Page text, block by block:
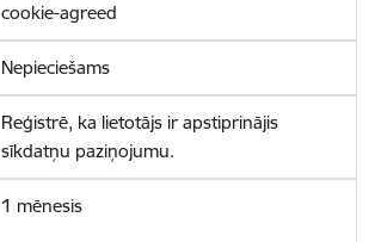
cookie-agreed
Nepieciešams
Reģistrē, ka lietotājs ir apstiprinājis
sīkdatņu paziņojumu.
1 mēnesis